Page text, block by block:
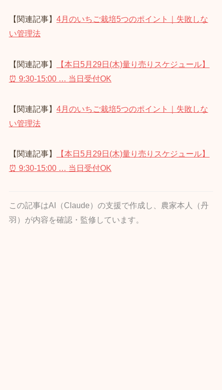
【関連記事】 4月のいちご栽培5つのポイント｜失敗しな
い管理法
【関連記事】
【本日5月29日(木)量り売りスケジュール】
⏰ 9:30‑15:00 … 当日受付OK
【関連記事】 4月のいちご栽培5つのポイント｜失敗しな
い管理法
【関連記事】
【本日5月29日(木)量り売りスケジュール】
⏰ 9:30‑15:00 … 当日受付OK
この記事はAI（Claude）の支援で作成し、農家本人（丹
羽）が内容を確認・監修しています。